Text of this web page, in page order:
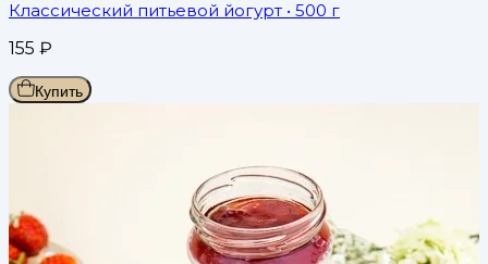
Классический питьевой йогурт • 500 г
155 ₽
Купить